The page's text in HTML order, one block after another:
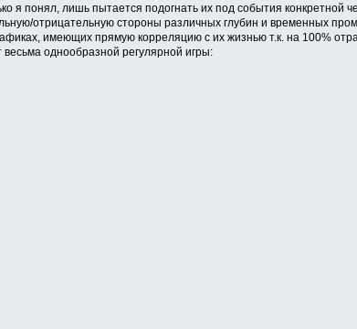
я понял, лишь пытается подогнать их под события конкретной
отрицательную стороны различных глубин и временных
имеющих прямую корреляцию с их жизнью т.к. на 100%
однообразной регулярной игры: